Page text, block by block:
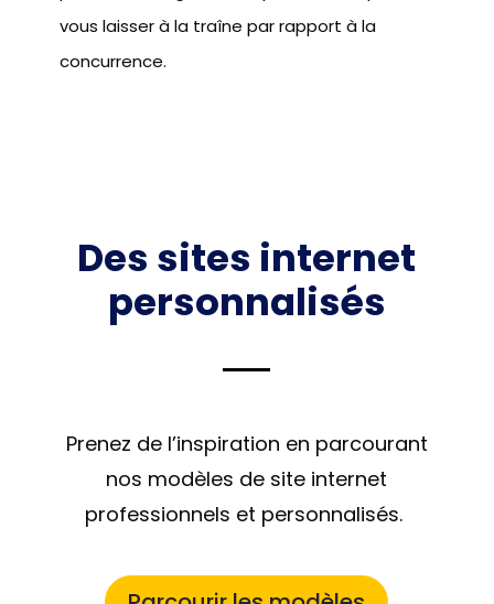
vous laisser à la traîne par rapport à la
concurrence.
Des sites internet
personnalisés
Prenez de l’inspiration en parcourant
nos modèles de site internet
professionnels et personnalisés.